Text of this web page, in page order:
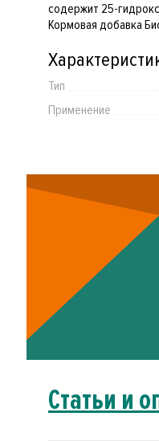
содержит 25-
Кормовая добавка
Тип
Применение
Статьи и